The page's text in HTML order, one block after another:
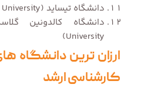
دانشگاه تیساید (Teesside University)
University)
ارزان ترین دانشگاه
کارشناسی ارشد